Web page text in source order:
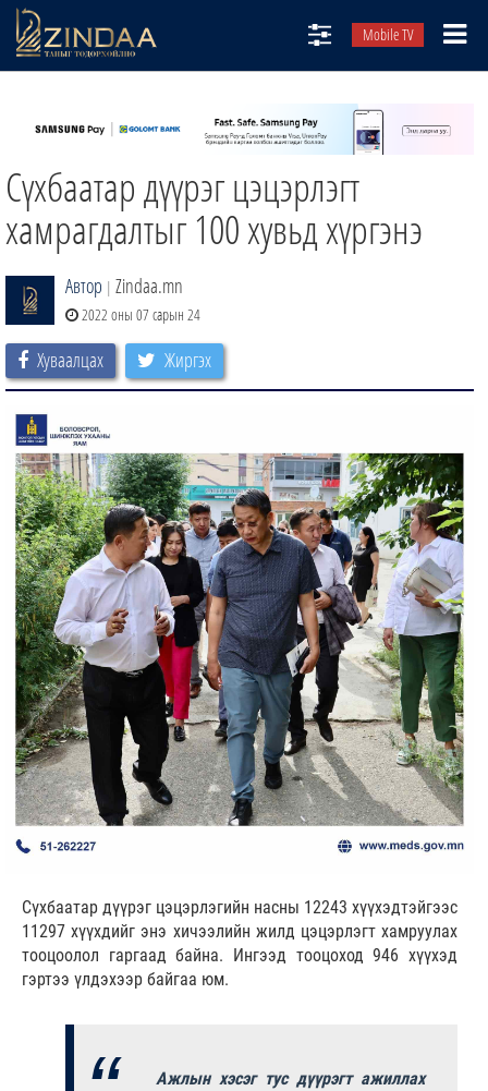
Mobile TV
ТВ8
ӨГЛӨӨНИЙ СОНИН
АУДИО ЗОХИОЛ
ЗИНДАА СЭТГҮҮЛ
Сүхбаатар дүүрэг цэцэрлэгт
хамрагдалтыг 100 хувьд хүргэнэ
Автор | Zindaa.mn
2022 оны 07 сарын 24
Хуваалцах Жиргэх
Сүхбаатар дүүрэг цэцэрлэгийн насны 12243 хүүхэдтэйгээс
11297 хүүхдийг энэ хичээлийн жилд цэцэрлэгт хамруулах
тооцоолол гаргаад байна. Ингээд тооцоход 946 хүүхэд
гэртээ үлдэхээр байгаа юм.
Ажлын хэсэг тус дүүрэгт ажиллах